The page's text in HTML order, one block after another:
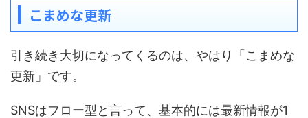
こまめな更新
引き続き大切になってくるのは、やはり「こまめな
更新」です。
SNSはフロー型と言って、基本的には最新情報が1